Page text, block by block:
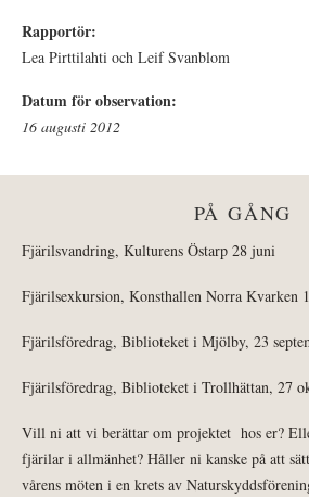
Rapportör:
Lea Pirttilahti och Leif Svanblom
Datum för observation:
16 augusti 2012
PÅ GÅNG
Fjärilsvandring, Kulturens Östarp 28 juni
Fjärilsexkursion, Konsthallen Norra Kvarken
Fjärilsföredrag, Biblioteket i Mjölby, 23
Fjärilsföredrag, Biblioteket i Trollhättan, 27
Vill ni att vi berättar om projektet hos er?
fjärilar i allmänhet? Håller ni kanske på att
vårens möten i en krets av